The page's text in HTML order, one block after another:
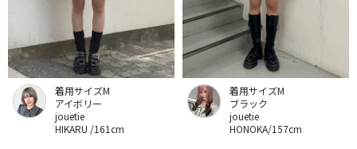
着用サイズM
アイボリー
jouetie
HIKARU /161cm
着用サイズM
ブラック
jouetie
HONOKA/157cm